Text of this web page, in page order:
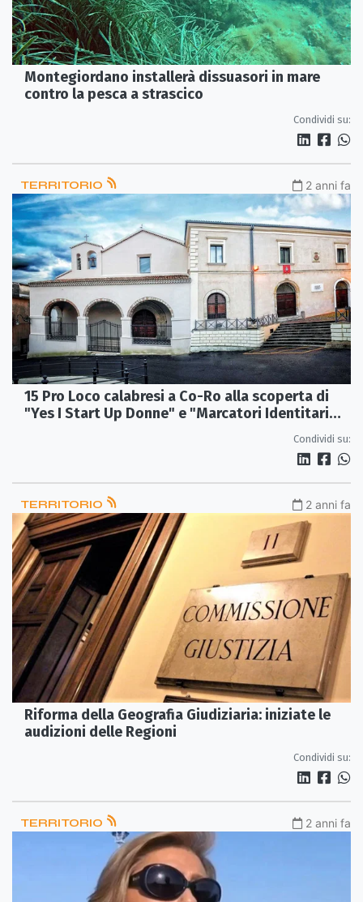
Montegiordano installerà dissuasori in mare
contro la pesca a strascico
Condividi su:
TERRITORIO 2 anni fa
15 Pro Loco calabresi a Co-Ro alla scoperta di
"Yes I Start Up Donne" e "Marcatori Identitari
Condividi su:
TERRITORIO 2 anni fa
Riforma della Geografia Giudiziaria: iniziate le
audizioni delle Regioni
Condividi su:
TERRITORIO 2 anni fa